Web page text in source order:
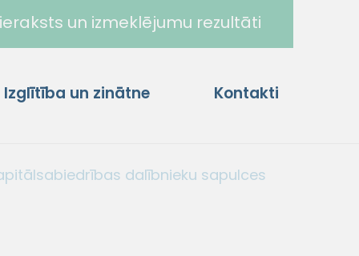
un izmeklējumu rezultāti
Izglītība un zinātne Kontakti
dalībnieku sapulces